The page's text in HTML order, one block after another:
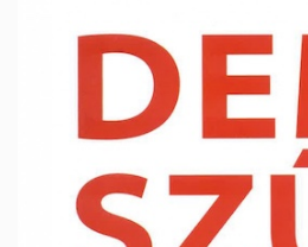
2481 Velence, Balatoni út 65.
06 22 589 515
titkarsag@velenceszakrendelo.hu